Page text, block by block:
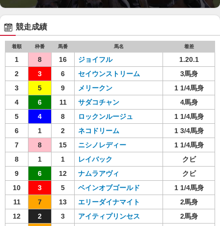
競走成績
着順 枠番 馬番 馬名 着差
1 8 16 ジョイフル
1.20.1
2
3 6 セイウンストリーム
3馬身
3
5 9 メリークン
1 1/4馬身
4
6 11 サダコチャン
4馬身
5
4 8 ロックンルージュ
1 1/4馬身
6
1 2 ネコドリーム
1 3/4馬身
7
8 15 ニシノレディー
1 1/4馬身
8
1 1 レイバック
クビ
9
6 12 ナムラアヴィ
クビ
10
3 5 ベインオブゴールド
1 1/4馬身
11
7 13 エリーダイナマイト
2馬身
12
2 3 アイティプリンセス
2馬身